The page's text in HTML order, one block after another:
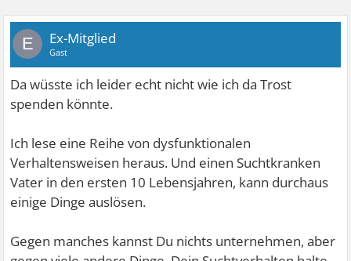
E Ex-Mitglied
Gast
Da wüsste ich leider echt nicht wie ich da Trost
spenden könnte.
Ich lese eine Reihe von dysfunktionalen
Verhaltensweisen heraus. Und einen Suchtkranken
Vater in den ersten 10 Lebensjahren, kann durchaus
einige Dinge auslösen.
Gegen manches kannst Du nichts unternehmen, aber